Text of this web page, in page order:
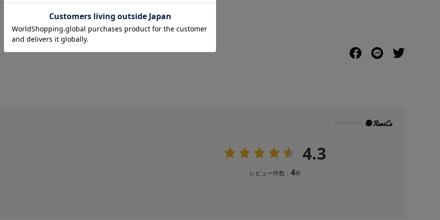
配送と返品
4.3
レビュー件数： 4件